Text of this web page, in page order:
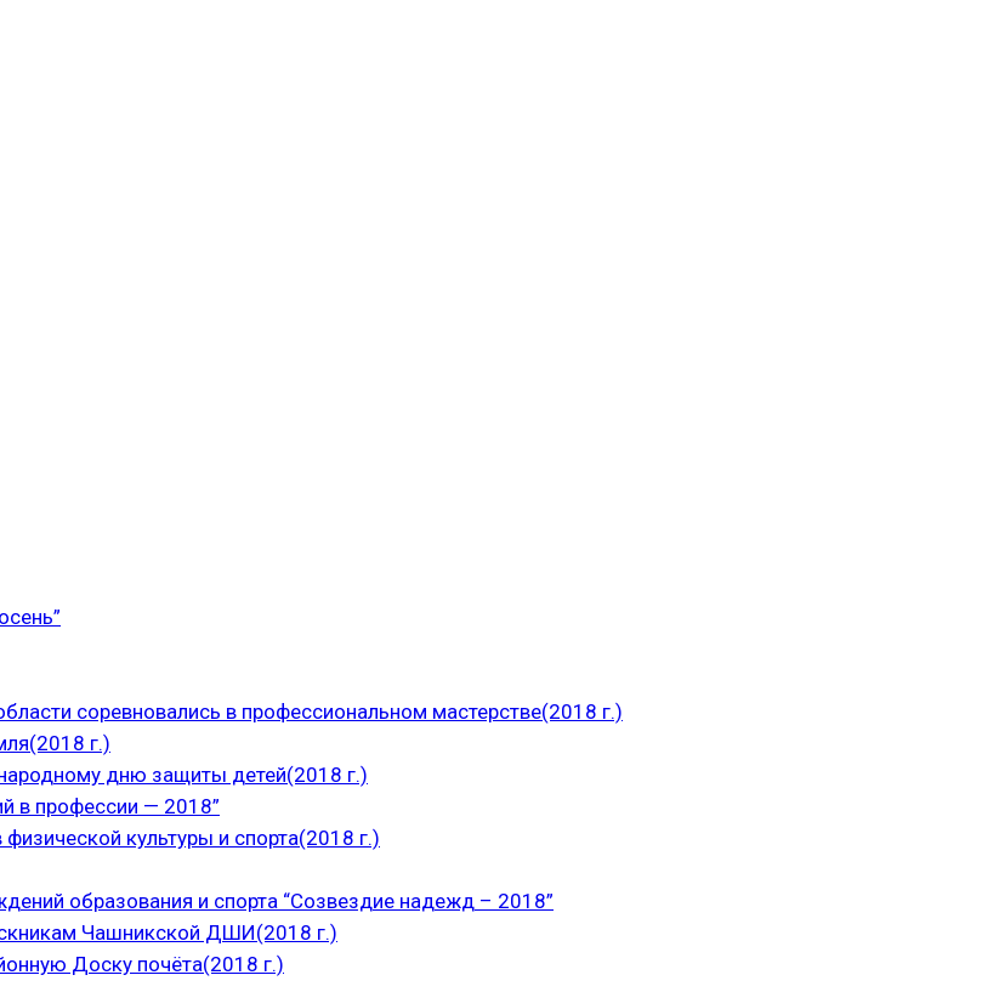
соревновались в профессиональном мастерстве(2018 г.)
г.)
дню защиты детей(2018 г.)
в профессии — 2018”
культуры и спорта(2018 г.)
образования и спорта “Созвездие надежд – 2018”
Чашникской ДШИ(2018 г.)
Доску почёта(2018 г.)